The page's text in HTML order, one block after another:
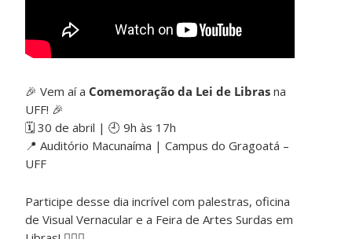
🎉 Vem aí a Comemoração da Lei de Libras na
UFF! 🎉
🗓️ 30 de abril | 🕘 9h às 17h
📍 Auditório Macunaíma | Campus do Gragoatá –
UFF
Participe desse dia incrível com palestras, oficina
de Visual Vernacular e a Feira de Artes Surdas em